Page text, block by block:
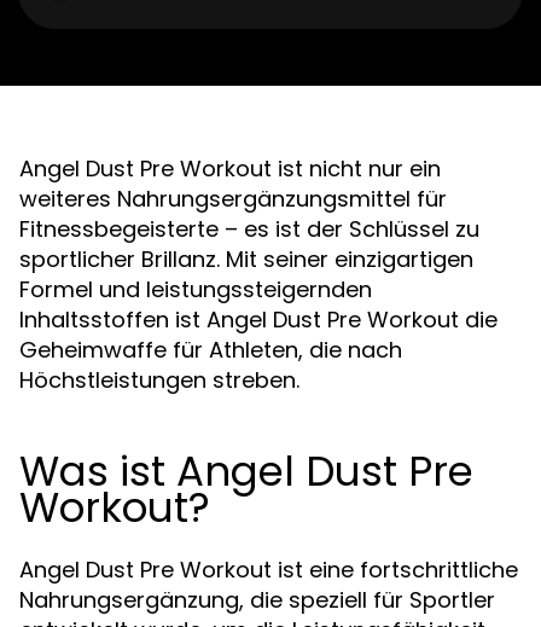
Angel Dust Pre Workout ist nicht nur ein
weiteres Nahrungsergänzungsmittel für
Fitnessbegeisterte – es ist der Schlüssel zu
sportlicher Brillanz. Mit seiner einzigartigen
Formel und leistungssteigernden
Inhaltsstoffen ist Angel Dust Pre Workout die
Geheimwaffe für Athleten, die nach
Höchstleistungen streben.
Was ist Angel Dust Pre
Workout?
Angel Dust Pre Workout ist eine fortschrittliche
Nahrungsergänzung, die speziell für Sportler